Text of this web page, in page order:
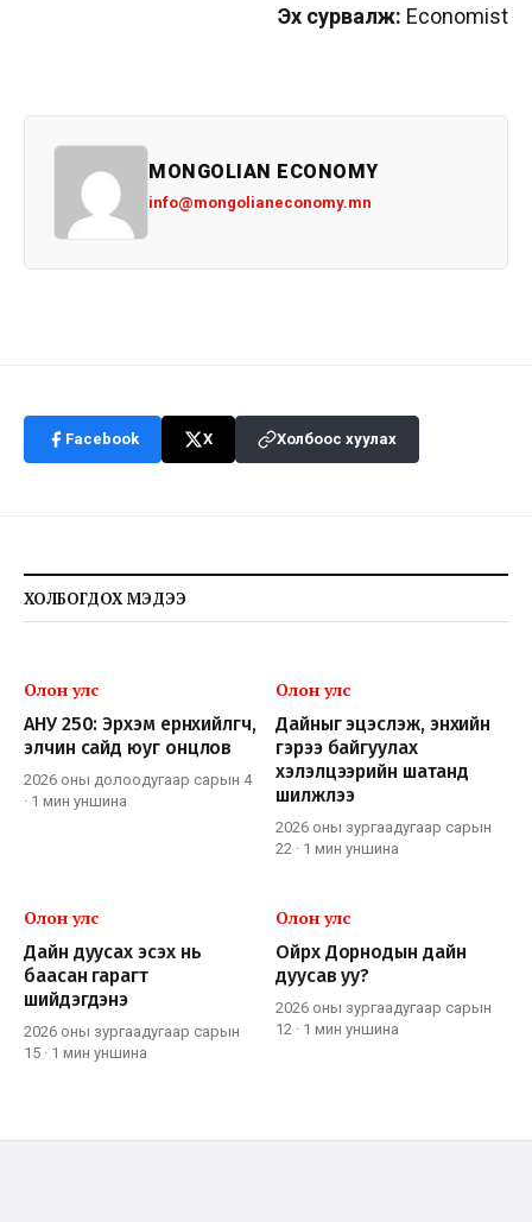
Эх сурвалж: Economist
MONGOLIAN ECONOMY
info@mongolianeconomy.mn
Facebook X Холбоос хуулах
ХОЛБОГДОХ МЭДЭЭ
Олон улс
АНУ 250: Эрхэм ерөнхийлөгч,
элчин сайд юуг онцлов
2026 оны долоодугаар сарын 4
· 1 мин уншина
Олон улс
Дайныг эцэслэж, энхийн
гэрээ байгуулах
хэлэлцээрийн шатанд
шилжлээ
2026 оны зургаадугаар сарын
22 · 1 мин уншина
Олон улс
Дайн дуусах эсэх нь
баасан гарагт
шийдэгдэнэ
2026 оны зургаадугаар сарын
15 · 1 мин уншина
Олон улс
Ойрх Дорнодын дайн
дуусав уу?
2026 оны зургаадугаар сарын
12 · 1 мин уншина